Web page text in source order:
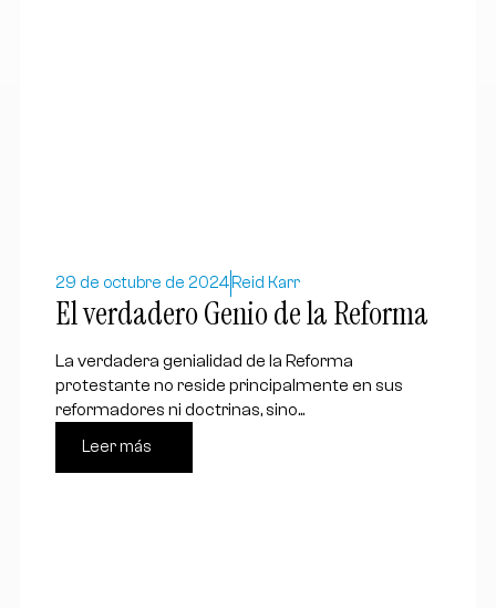
29 de octubre de 2024 Reid Karr
El verdadero Genio de la Reforma
La verdadera genialidad de la Reforma
protestante no reside principalmente en sus
reformadores ni doctrinas, sino...
Leer más